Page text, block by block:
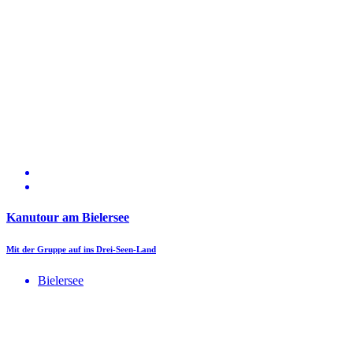
Kanutour am Bielersee
Mit der Gruppe auf ins Drei-Seen-Land
Bielersee